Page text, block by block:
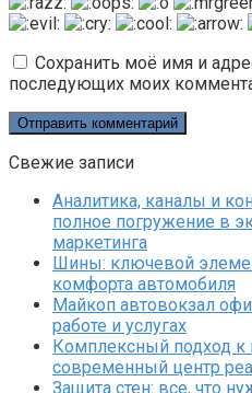
Сохранить моё имя и
последующих моих
Свежие записи
Аналитика, каналы и
полное погружение в
маркетинга
Шины: ключевой
комфорта автомобиля
Майкоп автовокзал
работе и услугах
Комплексный подход к
современный центр
Защита стен: все, что